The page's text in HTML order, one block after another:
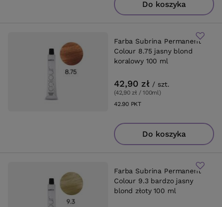
Do koszyka
Farba Subrina Permanent
Colour 8.75 jasny blond
koralowy 100 ml
42,90 zł / szt.
(42,90 zł / 100ml)
42.90PKTpunktów
Do koszyka
Farba Subrina Permanent
Colour 9.3 bardzo jasny
blond złoty 100 ml